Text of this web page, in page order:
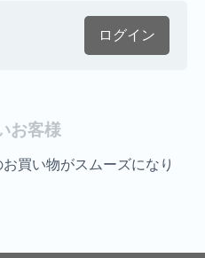
ログイン
お客様
買い物がスムーズになり